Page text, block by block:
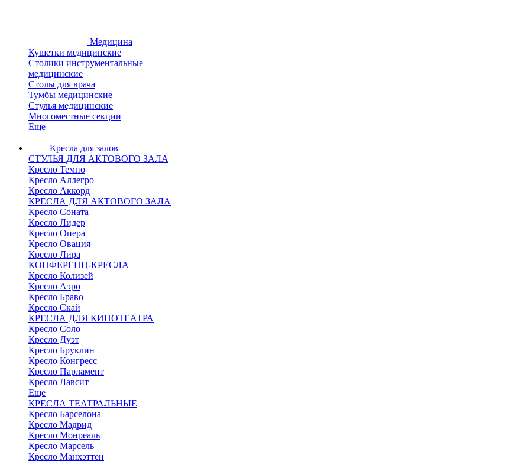
Медицина
Кушетки медицинские
Столики инструментальные
медицинские
Столы для врача
Тумбы медицинские
Стулья медицинские
Многоместные секции
Еще
Кресла для залов
СТУЛЬЯ ДЛЯ АКТОВОГО ЗАЛА
Кресло Темпо
Кресло Аллегро
Кресло Аккорд
КРЕСЛА ДЛЯ АКТОВОГО ЗАЛА
Кресло Соната
Кресло Лидер
Кресло Опера
Кресло Овация
Кресло Лира
КОНФЕРЕНЦ-КРЕСЛА
Кресло Колизей
Кресло Аэро
Кресло Браво
Кресло Скай
КРЕСЛА ДЛЯ КИНОТЕАТРА
Кресло Соло
Кресло Дуэт
Кресло Бруклин
Кресло Конгресс
Кресло Парламент
Кресло Лавсит
Еще
КРЕСЛА ТЕАТРАЛЬНЫЕ
Кресло Барселона
Кресло Мадрид
Кресло Монреаль
Кресло Марсель
Кресло Манхэттен